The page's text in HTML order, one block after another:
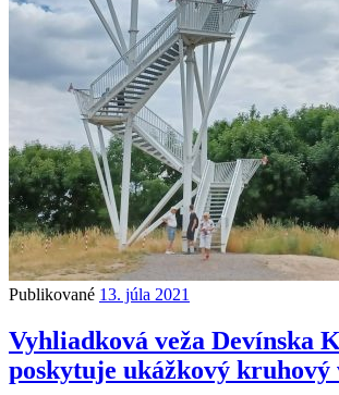
Publikované 13. júla 2021
Vyhliadková veža Devínska
poskytuje ukážkový